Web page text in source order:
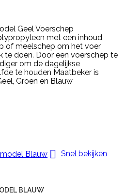
Geel Voerschep
met een inhoud
of meelschep om het voer
te doen. Door een voerschep te
om de dagelijkse
te houden Maatbeker is
Groen en Blauw
 Snel bekijken
BLAUW